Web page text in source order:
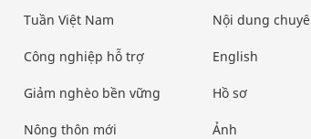
Tuần Việt Nam
Công nghiệp hỗ trợ
Giảm nghèo bền vững
Nông thôn mới
Nội dung
English
Hồ sơ
Ảnh